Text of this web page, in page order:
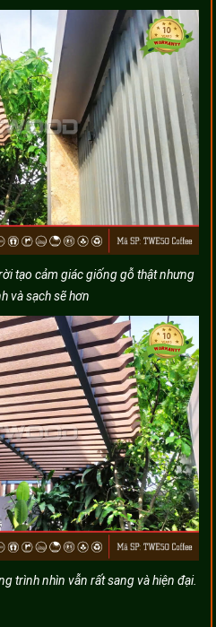
tạo cảm giác giống gỗ thật nhưng
và sạch sẽ hơn
trình nhìn vẫn rất sang và hiện đại.